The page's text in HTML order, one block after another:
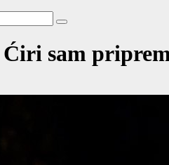
sam